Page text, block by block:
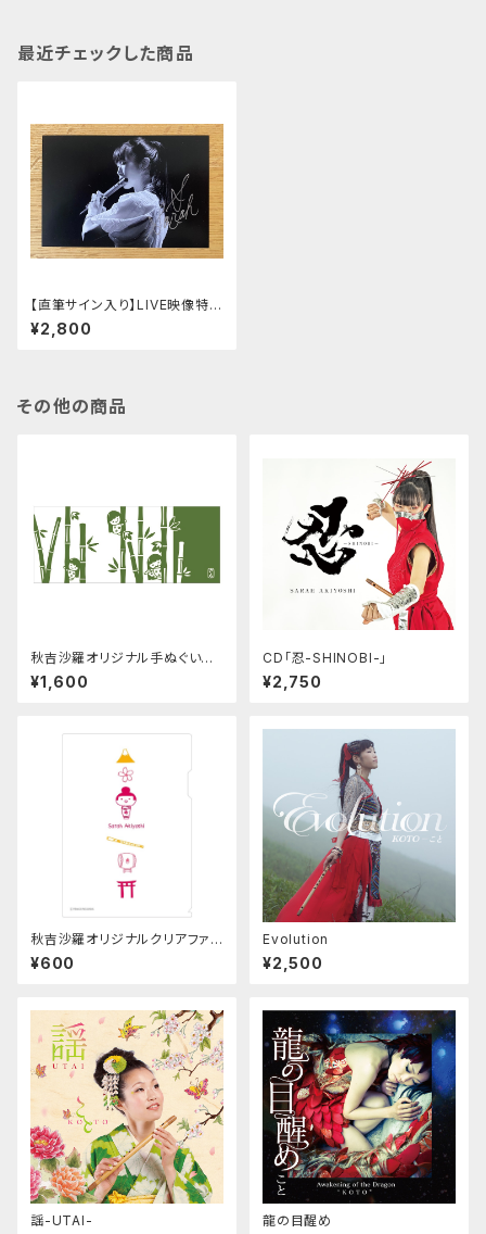
最近チェックした商品
【直筆サイン入り】LIVE映像特典
付オリジナルポストカード
¥2,800
その他の商品
秋吉沙羅オリジナル手ぬぐい
竹
¥1,600
CD「忍-SHINOBI-」
¥2,750
秋吉沙羅オリジナルクリアファイ
ル「さらの和」
¥600
Evolution
¥2,500
謡-UTAI- 龍の目醒め